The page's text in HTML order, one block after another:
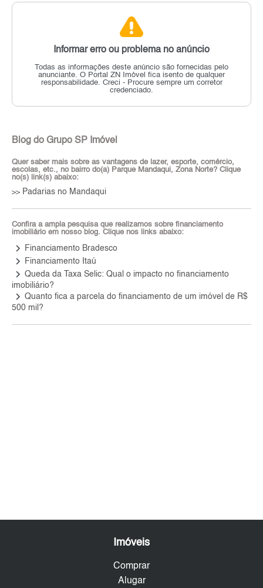
Informar erro ou problema no anúncio
Todas as informações deste anúncio são fornecidas pelo
anunciante. O Portal ZN Imóvel fica isento de qualquer
responsabilidade. Creci - Procure sempre um corretor
credenciado.
Blog do Grupo SP Imóvel
Quer saber mais sobre as vantagens de lazer, esporte, comércio,
escolas, etc., no bairro do(a) Parque Mandaqui, Zona Norte? Clique
no(s) link(s) abaixo:
>> Padarias no Mandaqui
Confira a ampla pesquisa que realizamos sobre financiamento
imobiliário em nosso blog. Clique nos links abaixo:
keyboard_arrow_right Financiamento Bradesco
keyboard_arrow_right Financiamento Itaú
keyboard_arrow_right Queda da Taxa Selic: Qual o impacto no financiamento
imobiliário?
keyboard_arrow_right Quanto fica a parcela do financiamento de um imóvel de R$
500 mil?
Imóveis
Comprar
Alugar